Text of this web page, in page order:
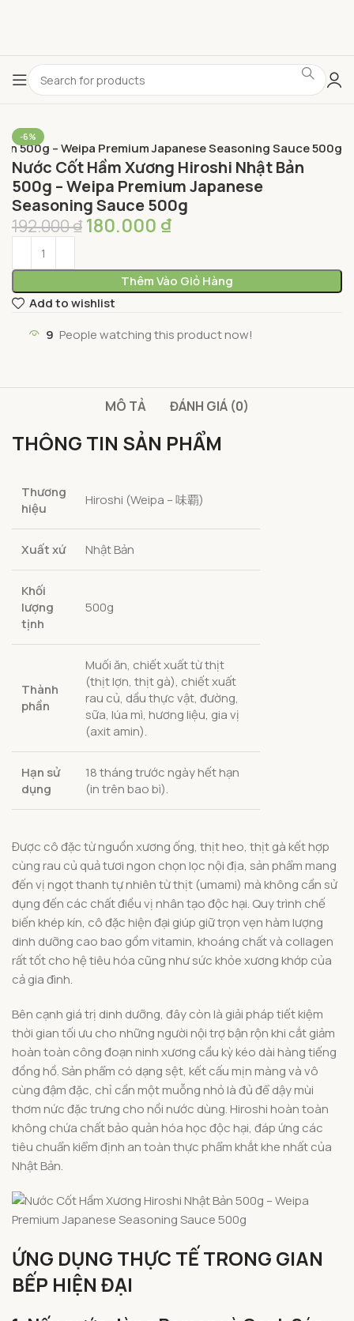
-6%
500g – Weipa Premium Japanese Seasoning Sauce 500g
Nước Cốt Hầm Xương Hiroshi Nhật Bản
500g – Weipa Premium Japanese
Seasoning Sauce 500g
192.000₫ 180.000 ₫
Thêm Vào Giỏ Hàng
Add to wishlist
9 People watching this product now!
MÔ TẢ ĐÁNH GIÁ (0)
THÔNG TIN SẢN PHẨM
Thương
hiệu
Hiroshi (Weipa – 味覇)
Xuất xứ Nhật Bản
Khối
lượng
tịnh
500g
Thành
phần
Muối ăn, chiết xuất từ thịt
(thịt lợn, thịt gà), chiết xuất
rau củ, dầu thực vật, đường,
sữa, lúa mì, hương liệu, gia vị
(axit amin).
Hạn sử
dụng
18 tháng trước ngày hết hạn
(in trên bao bì).
Được cô đặc từ nguồn xương ống, thịt heo, thịt gà kết hợp
cùng rau củ quả tươi ngon chọn lọc nội địa, sản phẩm mang
đến vị ngọt thanh tự nhiên từ thịt (umami) mà không cần sử
dụng đến các chất điều vị nhân tạo độc hại. Quy trình chế
biến khép kín, cô đặc hiện đại giúp giữ trọn vẹn hàm lượng
dinh dưỡng cao bao gồm vitamin, khoáng chất và collagen
rất tốt cho hệ tiêu hóa cũng như sức khỏe xương khớp của
cả gia đình.
Bên cạnh giá trị dinh dưỡng, đây còn là giải pháp tiết kiệm
thời gian tối ưu cho những người nội trợ bận rộn khi cắt giảm
hoàn toàn công đoạn ninh xương cầu kỳ kéo dài hàng tiếng
đồng hồ. Sản phẩm có dạng sệt, kết cấu mịn màng và vô
cùng đậm đặc, chỉ cần một muỗng nhỏ là đủ để dậy mùi
thơm nức đặc trưng cho nồi nước dùng. Hiroshi hoàn toàn
không chứa chất bảo quản hóa học độc hại, đáp ứng các
tiêu chuẩn kiểm định an toàn thực phẩm khắt khe nhất của
Nhật Bản.
ỨNG DỤNG THỰC TẾ TRONG GIAN
BẾP HIỆN ĐẠI